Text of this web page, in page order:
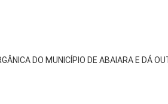
DO MUNICÍPIO DE ABAIARA E DÁ